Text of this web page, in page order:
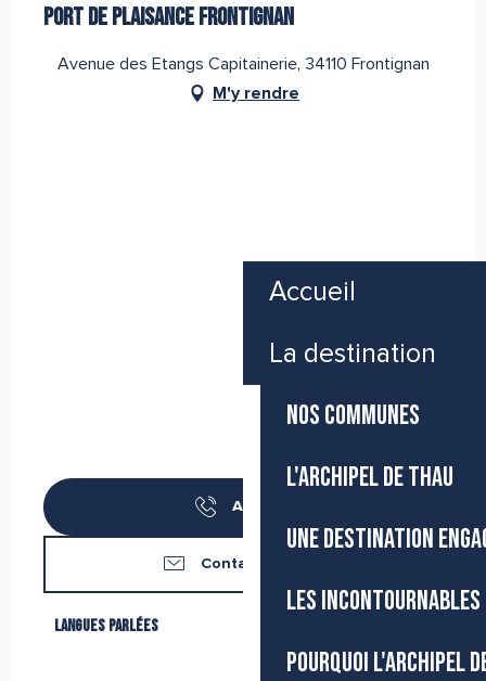
Accueil
La destination
NOS COMMUNES
L'ARCHIPEL DE THAU
UNE DESTINATION
LES
POURQUOI L'ARCHIPEL
PORT DE PLAISANCE FRONTIGNAN
Avenue des Etangs Capitainerie, 34110 Frontignan
M'y rendre
Appeler
Contactez-nous
Langues parlées
Langues parlées